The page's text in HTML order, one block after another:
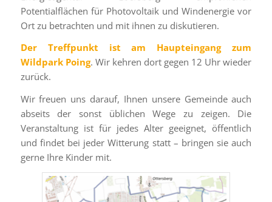
Potentialflächen für Photovoltaik und Windenergie vor
Ort zu betrachten und mit ihnen zu diskutieren.
Der Treffpunkt ist am Haupteingang zum
Wildpark Poing. Wir kehren dort gegen 12 Uhr wieder
zurück.
Wir freuen uns darauf, Ihnen unsere Gemeinde auch
abseits der sonst üblichen Wege zu zeigen. Die
Veranstaltung ist für jedes Alter geeignet, öffentlich
und findet bei jeder Witterung statt – bringen sie auch
gerne Ihre Kinder mit.